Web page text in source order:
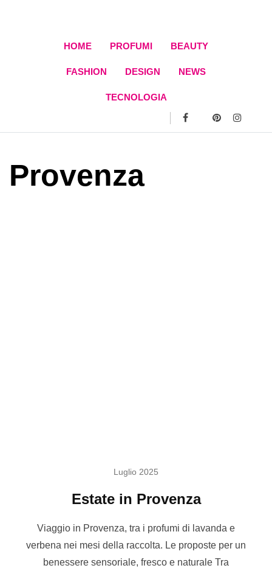
HOME PROFUMI BEAUTY
FASHION DESIGN NEWS
TECNOLOGIA
Provenza
Luglio 2025
Estate in Provenza
Viaggio in Provenza, tra i profumi di lavanda e
verbena nei mesi della raccolta. Le proposte per un
benessere sensoriale, fresco e naturale Tra